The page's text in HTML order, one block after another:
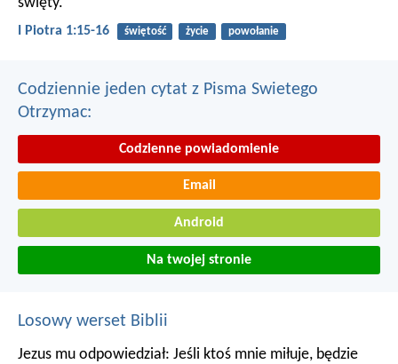
święty.
I Piotra 1:15-16 świętość życie powołanie
Codziennie jeden cytat z Pisma Swietego
Otrzymac:
Codzienne powiadomienie
Email
Android
Na twojej stronie
Losowy werset Biblii
Jezus mu odpowiedział: Jeśli ktoś mnie miłuje, będzie